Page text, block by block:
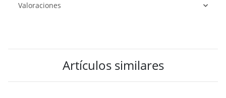
Valoraciones
Artículos similares